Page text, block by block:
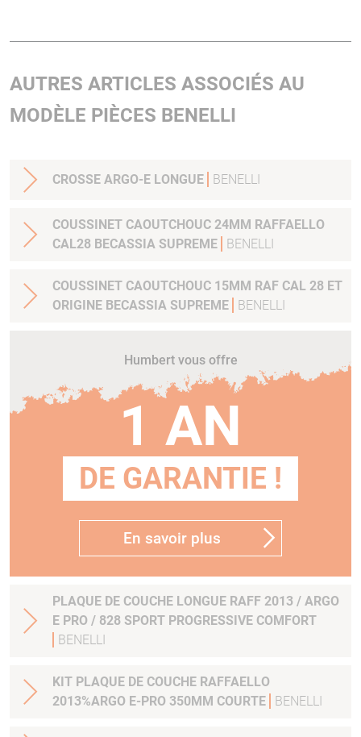
AUTRES ARTICLES ASSOCIÉS AU
MODÈLE PIÈCES BENELLI
CROSSE ARGO-E LONGUE BENELLI
COUSSINET CAOUTCHOUC 24MM RAFFAELLO
CAL28 BECASSIA SUPREME
BENELLI
COUSSINET CAOUTCHOUC 15MM RAF CAL 28 ET
ORIGINE BECASSIA SUPREME
BENELLI
Humbert vous offre
1 AN
DE GARANTIE !
En savoir plus
PLAQUE DE COUCHE LONGUE RAFF 2013 / ARGO
E PRO / 828 SPORT PROGRESSIVE COMFORT
BENELLI
KIT PLAQUE DE COUCHE RAFFAELLO
2013%ARGO E-PRO 350MM COURTE
BENELLI